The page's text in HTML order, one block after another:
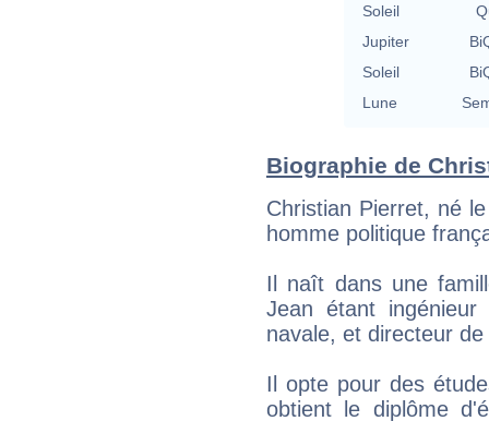
Soleil
Jupiter
Soleil
Lune
Biographie de
Christian Pierret, né
homme politique
Il naît dans une
Jean étant
navale, et directeur
Il opte pour des
obtient le diplôme